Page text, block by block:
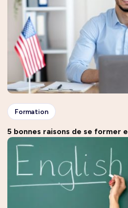
Formation
5 bonnes raisons de se former